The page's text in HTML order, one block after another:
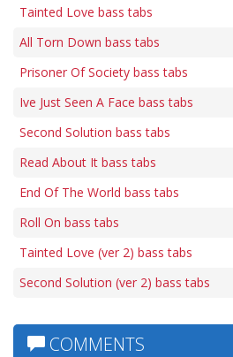
Tainted Love bass tabs
All Torn Down bass tabs
Prisoner Of Society bass tabs
Ive Just Seen A Face bass tabs
Second Solution bass tabs
Read About It bass tabs
End Of The World bass tabs
Roll On bass tabs
Tainted Love (ver 2) bass tabs
Second Solution (ver 2) bass tabs
COMMENTS